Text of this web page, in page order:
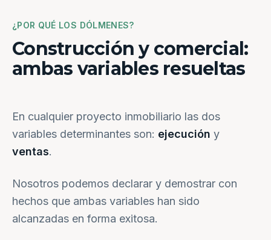
¿POR QUÉ LOS DÓLMENES?
Construcción y comercial:
ambas variables resueltas
En cualquier proyecto inmobiliario las dos
variables determinantes son: ejecución y
ventas.
Nosotros podemos declarar y demostrar con
hechos que ambas variables han sido
alcanzadas en forma exitosa.